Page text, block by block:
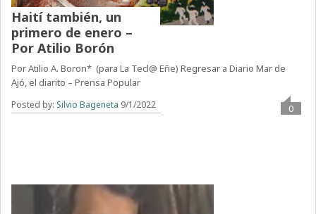
Haití también, un
primero de enero –
Por Atilio Borón
Por Atilio A. Boron* (para La Tecl@ Eñe) Regresar a Diario Mar de
Ajó, el diarito – Prensa Popular
Posted by: Silvio Bageneta 9/1/2022 0